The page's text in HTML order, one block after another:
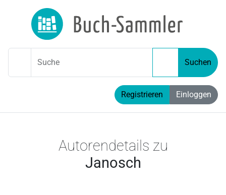
Suche Suchen
Registrieren Einloggen
Autorendetails zu
Janosch